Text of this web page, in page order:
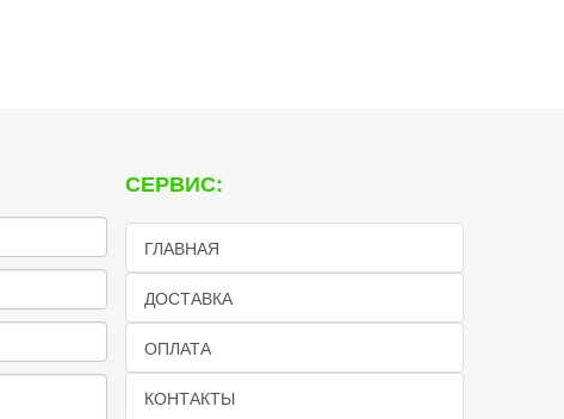
СЕРВИС:
ГЛАВНАЯ
ДОСТАВКА
ОПЛАТА
КОНТАКТЫ